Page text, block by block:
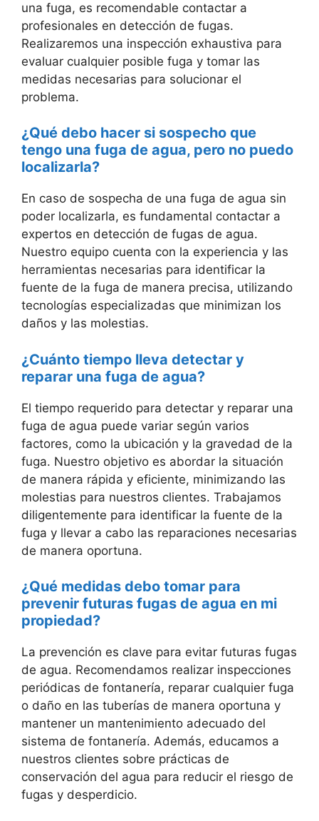
una fuga, es recomendable contactar a
profesionales en detección de fugas.
Realizaremos una inspección exhaustiva para
evaluar cualquier posible fuga y tomar las
medidas necesarias para solucionar el
problema.
¿Qué debo hacer si sospecho que
tengo una fuga de agua, pero no puedo
localizarla?
En caso de sospecha de una fuga de agua sin
poder localizarla, es fundamental contactar a
expertos en detección de fugas de agua.
Nuestro equipo cuenta con la experiencia y las
herramientas necesarias para identificar la
fuente de la fuga de manera precisa, utilizando
tecnologías especializadas que minimizan los
daños y las molestias.
¿Cuánto tiempo lleva detectar y
reparar una fuga de agua?
El tiempo requerido para detectar y reparar una
fuga de agua puede variar según varios
factores, como la ubicación y la gravedad de la
fuga. Nuestro objetivo es abordar la situación
de manera rápida y eficiente, minimizando las
molestias para nuestros clientes. Trabajamos
diligentemente para identificar la fuente de la
fuga y llevar a cabo las reparaciones necesarias
de manera oportuna.
¿Qué medidas debo tomar para
prevenir futuras fugas de agua en mi
propiedad?
La prevención es clave para evitar futuras fugas
de agua. Recomendamos realizar inspecciones
periódicas de fontanería, reparar cualquier fuga
o daño en las tuberías de manera oportuna y
mantener un mantenimiento adecuado del
sistema de fontanería. Además, educamos a
nuestros clientes sobre prácticas de
conservación del agua para reducir el riesgo de
fugas y desperdicio.